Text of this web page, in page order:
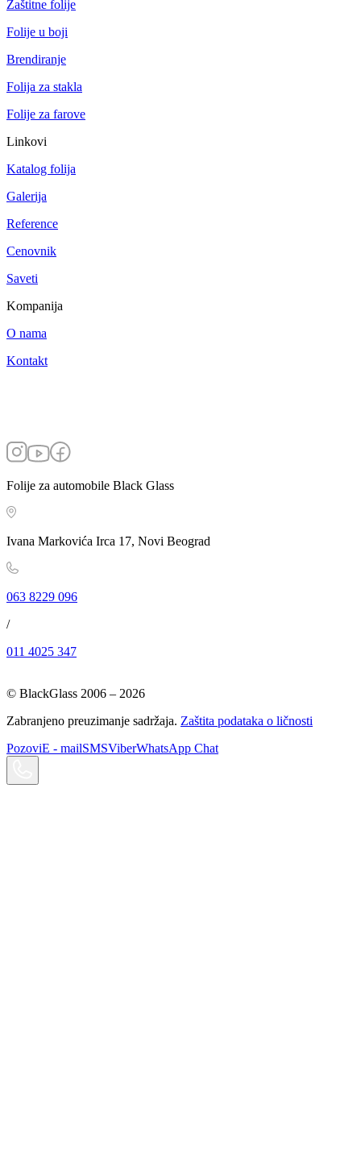
Zaštitne folije
Folije u boji
Brendiranje
Folija za stakla
Folije za farove
Linkovi
Katalog folija
Galerija
Reference
Cenovnik
Saveti
Kompanija
O nama
Kontakt
Folije za automobile Black Glass
Ivana Markovića Irca 17, Novi Beograd
063 8229 096
/
011 4025 347
© BlackGlass 2006 – 2026
Zabranjeno preuzimanje sadržaja. Zaštita podataka o ličnosti
PozoviE - mailSMSViberWhatsApp Chat